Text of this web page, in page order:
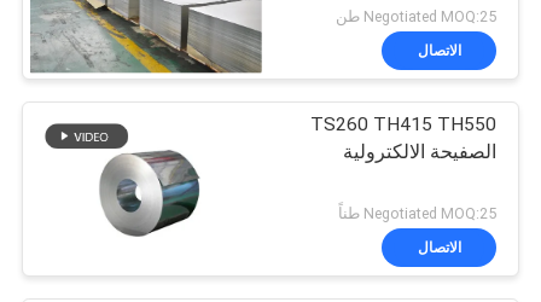
Negotiated MOQ:25 طن
الاتصال
TS260 TH415 TH550
الصفيحة الالكترولية
Negotiated MOQ:25 طناً
الاتصال